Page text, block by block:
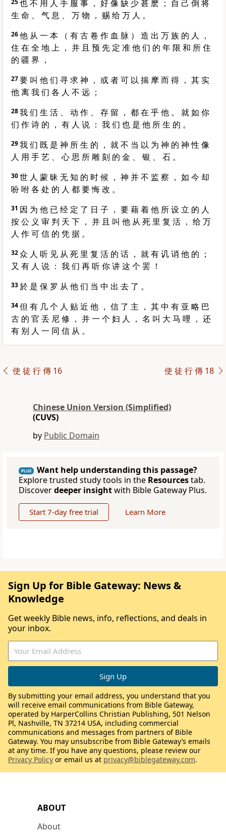
25也 不 用 人 手 服 事 ， 好 像 缺 少 甚 麽 ； 自 己 倒 将
生 命 、 气 息 、 万 物 ， 赐 给 万 人 。
26他 从 一 本 （ 有 古 卷 作 血 脉 ） 造 出 万 族 的 人 ，
住 在 全 地 上 ， 并 且 预 先 定 准 他 们 的 年 限 和 所 住
的 疆 界 ，
27要 叫 他 们 寻 求 神 ， 或 者 可 以 揣 摩 而 得 ， 其 实
他 离 我 们 各 人 不 远 ；
28我 们 生 活 、 动 作 、 存 留 ， 都 在 乎 他 。 就 如 你
们 作 诗 的 ， 有 人 说 ： 我 们 也 是 他 所 生 的 。
29我 们 既 是 神 所 生 的 ， 就 不 当 以 为 神 的 神 性 像
人 用 手 艺 、 心 思 所 雕 刻 的 金 、 银 、 石 。
30世 人 蒙 昧 无 知 的 时 候 ， 神 并 不 监 察 ， 如 今 却
吩 咐 各 处 的 人 都 要 悔 改 。
31 因 为 他 已 经 定 了 日 子 ， 要 藉 着 他 所 设 立 的 人
按 公 义 审 判 天 下 ， 并 且 叫 他 从 死 里 复 活 ， 给 万
人 作 可 信 的 凭 据 。
32众 人 听 见 从 死 里 复 活 的 话 ， 就 有 讥 诮 他 的 ；
又 有 人 说 ： 我 们 再 听 你 讲 这 个 罢 ！
33於 是 保 罗 从 他 们 当 中 出 去 了 。
34但 有 几 个 人 贴 近 他 ， 信 了 主 ， 其 中 有 亚 略 巴
古 的 官 丢 尼 修 ， 并 一 个 妇 人 ， 名 叫 大 马 哩 ， 还
有 别 人 一 同 信 从 。
使 徒 行 傳 16 使 徒 行 傳 18
Chinese Union Version (Simplified)
(CUVS)
by Public Domain
PLUS
Want help understanding this passage?
Explore trusted study tools in the Resourcestab.
Discoverdeeper insightwith Bible Gateway Plus.
Start 7-day free trial Learn More
ABOUT
About
Sign Up for Bible Gateway: News &
Knowledge
Get weekly Bible news, info, reflections, and deals in
your inbox.
By submitting your email address, you understand that you
will receive email communications from Bible Gateway,
operated by HarperCollins Christian Publishing, 501 Nelson
Pl, Nashville, TN 37214 USA, including commercial
communications and messages from partners of Bible
Gateway. You may unsubscribe from Bible Gateway’s emails
at any time. If you have any questions, please review our
Privacy Policy or email us at privacy@biblegateway.com.